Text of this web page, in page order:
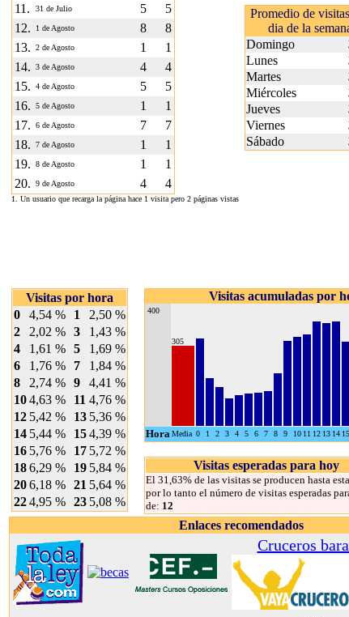
11.
31 de Julio 5
5
12.
1 de Agosto 8
8
13.
2 de Agosto 1
1
14.
3 de Agosto 4
4
15.
4 de Agosto 5
5
16.
5 de Agosto 1
1
17.
6 de Agosto 7
7
18.
7 de Agosto 1
1
19.
8 de Agosto 1
1
20.
9 de Agosto 4 4
1. Un usuario que recarga la página hace 1 visita pero 2 páginas vistas
Promedio de
dia de la
Domingo
Lunes
Martes
Miércoles
Jueves
Viernes
Sábado
Visitas por hora
0
4,54 % 1
2,50 %
2
2,02 % 3
1,43 %
4
1,61 % 5
1,69 %
6
1,76 % 7
1,84 %
8
2,74 % 9
4,41 %
104,63 % 11 4,76 %
12 5,42 % 13 5,36 %
14 5,44 % 154,39 %
16 5,76 % 17 5,72 %
186,29 % 19 5,84 %
206,18 % 21 5,64 %
224,95 % 23 5,08 %
Visitas acumuladas por
400
305
HoraMedia 0 1 2 3 4 5 6 7 8 9 10 11 12 13 14 15
Visitas esperadas para hoy
El 31,63% de las visitas se producen hasta
por lo tanto el número de visitas esperadas
de: 12
Enlaces recomendados
Cruceros